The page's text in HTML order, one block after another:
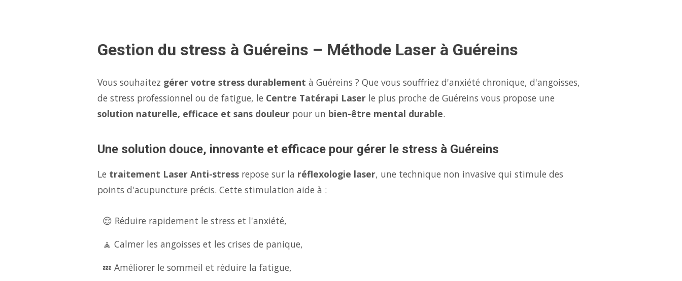
Gestion du stress à Guéreins – Méthode Laser à Guéreins
Vous souhaitez gérer votre stress durablement à Guéreins ? Que vous souffriez d'anxiété chronique, d'angoisses,
de stress professionnel ou de fatigue, le Centre Tatérapi Laser le plus proche de Guéreins vous propose une
solution naturelle, efficace et sans douleur pour un bien-être mental durable.
Une solution douce, innovante et efficace pour gérer le stress à Guéreins
Le traitement Laser Anti-stress repose sur la réflexologie laser, une technique non invasive qui stimule des
points d'acupuncture précis. Cette stimulation aide à :
😌 Réduire rapidement le stress et l'anxiété,
🧘 Calmer les angoisses et les crises de panique,
💤 Améliorer le sommeil et réduire la fatigue,